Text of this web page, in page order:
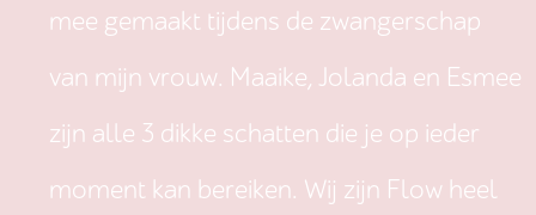
mee gemaakt tijdens de zwangerschap
van mijn vrouw. Maaike, Jolanda en Esmee
zijn alle 3 dikke schatten die je op ieder
moment kan bereiken. Wij zijn Flow heel